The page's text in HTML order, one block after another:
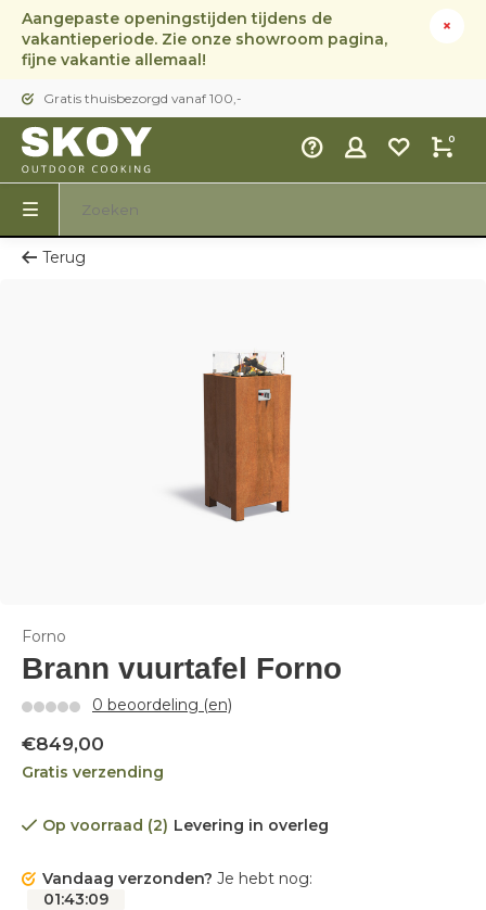
Aangepaste openingstijden tijdens de
vakantieperiode. Zie onze showroom pagina,
fijne vakantie allemaal!
Gratis thuisbezorgd vanaf 100,-
0
Terug
Forno
Brann vuurtafel Forno
0 beoordeling (en)
€849,00
Gratis verzending
Op voorraad (2) Levering in overleg
Vandaag verzonden? Je hebt nog:
01:43:09